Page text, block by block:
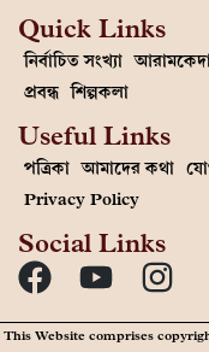
Quick Links
নির্বাচিত সংখ্যা
প্রবন্ধ শিল্পকলা
Useful Links
পত্রিকা আমাদের কথা
Privacy Policy
Social Links
This Website comprises